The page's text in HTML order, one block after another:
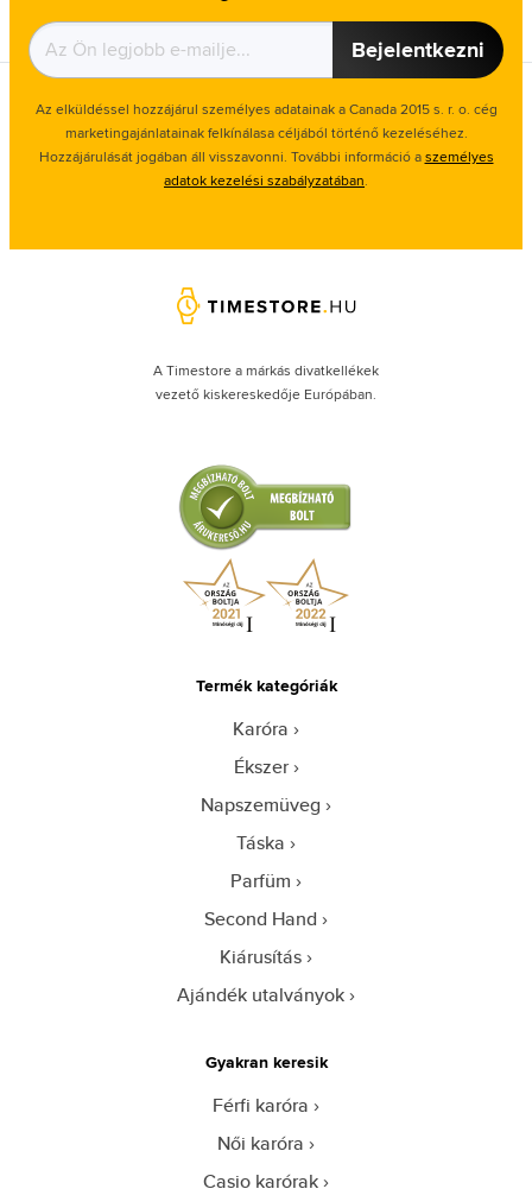
Bejelentkezni
Az elküldéssel hozzájárul személyes adatainak a Canada 2015 s. r. o. cég
marketingajánlatainak felkínálasa céljából történő kezeléséhez.
Hozzájárulását jogában áll visszavonni. További információ aszemélyes
adatok kezelési szabályzatában.
A Timestore a márkás divatkellékek
vezető kiskereskedője Európában.
Termék kategóriák
Karóra
Ékszer
Napszemüveg
Táska
Parfüm
Second Hand
Kiárusítás
Ajándék utalványok
Gyakran keresik
Férfi karóra
Női karóra
Casio karórak